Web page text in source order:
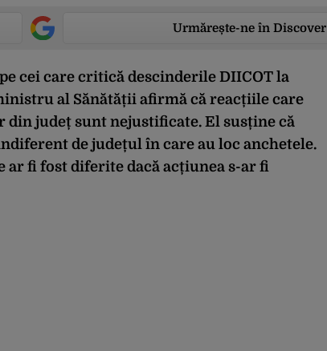
Urmărește-ne în Discover
cei care critică descinderile DIICOT la
al Sănătății afirmă că reacțiile care
județ sunt nejustificate. El susține că
de județul în care au loc anchetele.
ar fi fost diferite dacă acțiunea s-ar fi